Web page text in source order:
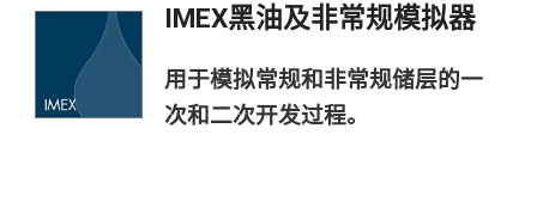
IMEX黑油及非常规模拟器
用于模拟常规和非常规储层的一
次和二次开发过程。